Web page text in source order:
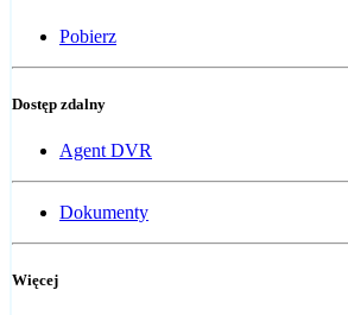
Pobierz
Dostęp zdalny
Agent DVR
Dokumenty
Więcej